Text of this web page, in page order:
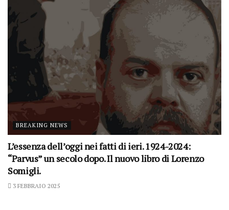
BREAKING NEWS
L’essenza dell’oggi nei fatti di ieri. 1924-2024:
“Parvus” un secolo dopo. Il nuovo libro di Lorenzo
Somigli.
3 FEBBRAIO 2025